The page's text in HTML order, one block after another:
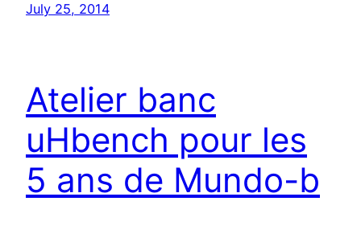
July 25, 2014
Atelier banc
uHbench pour les
5 ans de Mundo-b